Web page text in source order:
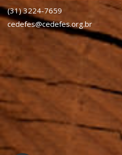
(31) 3224-7659
cedefes@cedefes.org.br